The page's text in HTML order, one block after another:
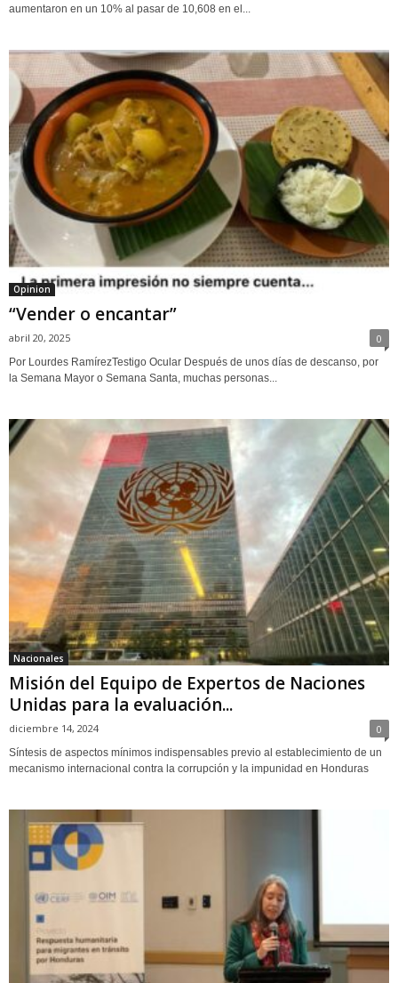
aumentaron en un 10% al pasar de 10,608 en el...
Opinion
“Vender o encantar”
abril 20, 2025 0
Por Lourdes RamírezTestigo Ocular Después de unos días de descanso, por
la Semana Mayor o Semana Santa, muchas personas...
Nacionales
Misión del Equipo de Expertos de Naciones
Unidas para la evaluación...
diciembre 14, 2024 0
Síntesis de aspectos mínimos indispensables previo al establecimiento de un
mecanismo internacional contra la corrupción y la impunidad en Honduras